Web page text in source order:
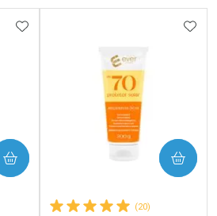
ADICIONAR AOS FAVORITOS
(20)
COMPRAR